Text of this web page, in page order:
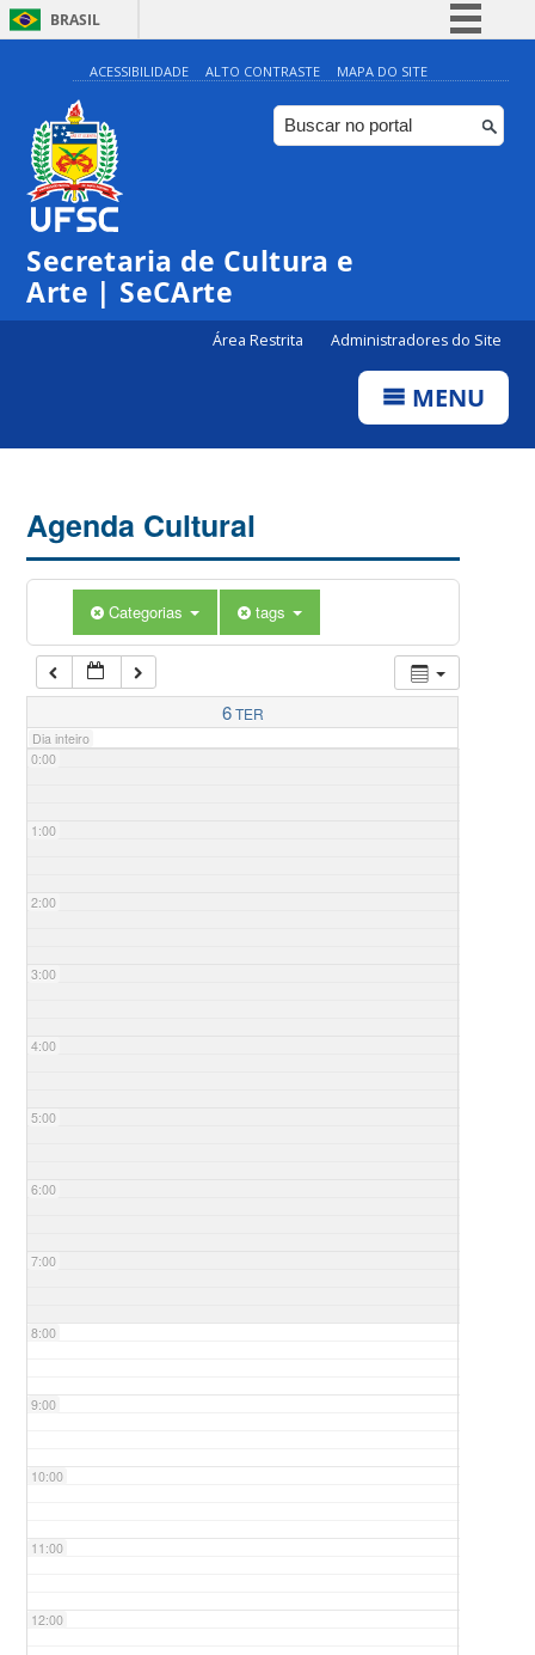
BRASIL
Simplifique!
Comunica BR
Participe
ACESSIBILIDADE ALTO CONTRASTE MAPA DO SITE
Secretaria de Cultura e
Arte | SeCArte
Área Restrita Administradores do Site
MENU
Agenda Cultural
Categorias tags
6TER
Dia inteiro
0:00
1:00
2:00
3:00
4:00
5:00
6:00
7:00
8:00
9:00
10:00
11:00
12:00